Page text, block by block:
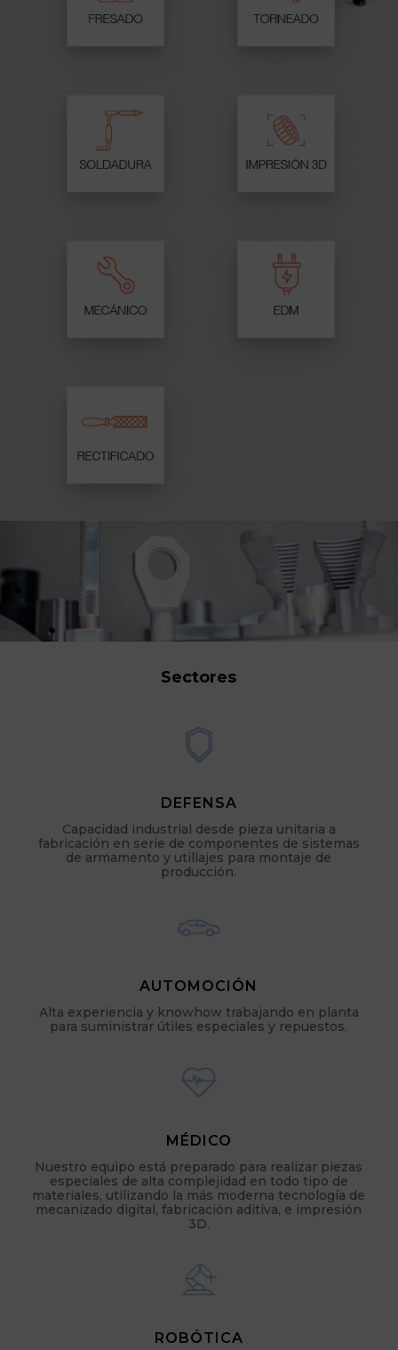
Sectores
DEFENSA
Capacidad industrial desde pieza unitaria a
fabricación en serie de componentes de sistemas
de armamento y utillajes para montaje de
producción.
AUTOMOCIÓN
Alta experiencia y knowhow trabajando en planta
para suministrar útiles especiales y repuestos.
MÉDICO
Nuestro equipo está preparado para realizar piezas
especiales de alta complejidad en todo tipo de
materiales, utilizando la más moderna tecnología de
mecanizado digital, fabricación aditiva, e impresión
3D.
ROBÓTICA